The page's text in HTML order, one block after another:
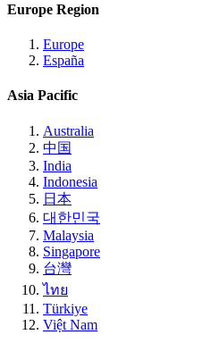
Europe Region
Europe
España
Asia Pacific
Australia
中国
India
Indonesia
日本
대한민국
Malaysia
Singapore
台灣
ไทย
Türkiye
Việt Nam